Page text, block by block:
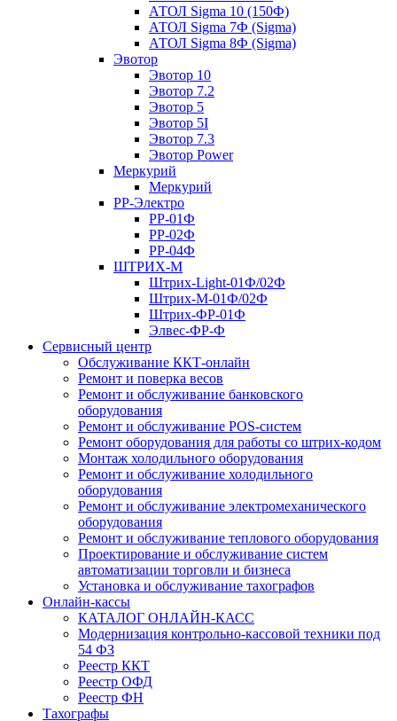
АТОЛ Sigma 10 (150Ф)
АТОЛ Sigma 7Ф (Sigma)
АТОЛ Sigma 8Ф (Sigma)
Эвотор
Эвотор 10
Эвотор 7.2
Эвотор 5
Эвотор 5I
Эвотор 7.3
Эвотор Power
Меркурий
Меркурий
РР-Электро
РР-01Ф
РР-02Ф
РР-04Ф
ШТРИХ-М
Штрих-Light-01Ф/02Ф
Штрих-М-01Ф/02Ф
Штрих-ФР-01Ф
Элвес-ФР-Ф
Сервисный центр
Обслуживание ККТ-онлайн
Ремонт и поверка весов
Ремонт и обслуживание банковского
оборудования
Ремонт и обслуживание POS-систем
Ремонт оборудования для работы со штрих-кодом
Монтаж холодильного оборудования
Ремонт и обслуживание холодильного
оборудования
Ремонт и обслуживание электромеханического
оборудования
Ремонт и обслуживание теплового оборудования
Проектирование и обслуживание систем
автоматизации торговли и бизнеса
Установка и обслуживание тахографов
Онлайн-кассы
КАТАЛОГ ОНЛАЙН-КАСС
Модернизация контрольно-кассовой техники под
54 ФЗ
Реестр ККТ
Реестр ОФД
Реестр ФН
Тахографы